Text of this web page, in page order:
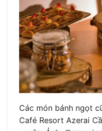
Các món bánh ngọt
Café Resort Azerai